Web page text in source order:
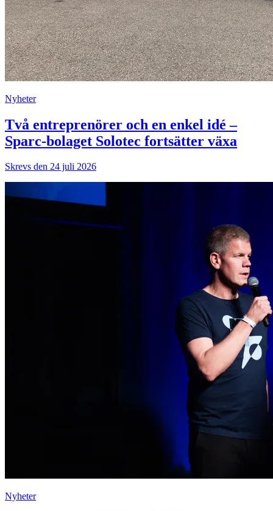
Nyheter
Två entreprenörer och en enkel idé –
Sparc-bolaget Solotec fortsätter växa
Skrevs den 24 juli 2026
Nyheter